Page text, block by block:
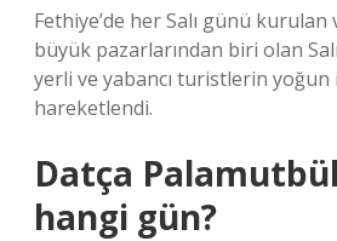
Fethiye’de her Salı günü
büyük pazarlarından biri olan
yerli ve yabancı turistlerin yoğun
hareketlendi.
Datça
hangi gün?